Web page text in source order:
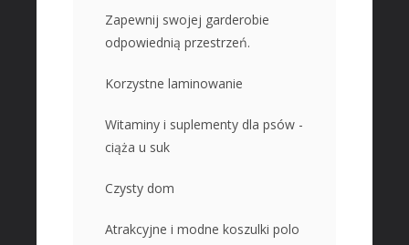
Zapewnij swojej garderobie
odpowiednią przestrzeń.
Korzystne laminowanie
Witaminy i suplementy dla psów -
ciąża u suk
Czysty dom
Atrakcyjne i modne koszulki polo